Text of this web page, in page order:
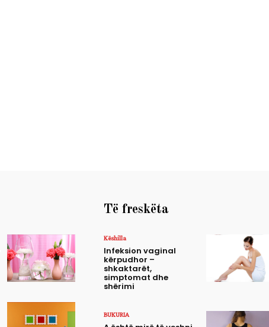
Të freskëta
Këshilla
Infeksion vaginal
kërpudhor –
shkaktarët,
simptomat dhe
shërimi
BUKURIA